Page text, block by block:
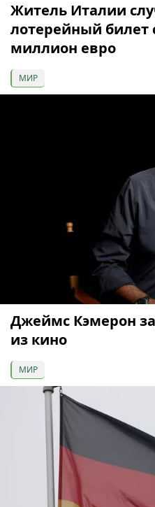
Житель Италии
лотерейный
миллион евро
МИР
Джеймс Кэмерон
из кино
МИР